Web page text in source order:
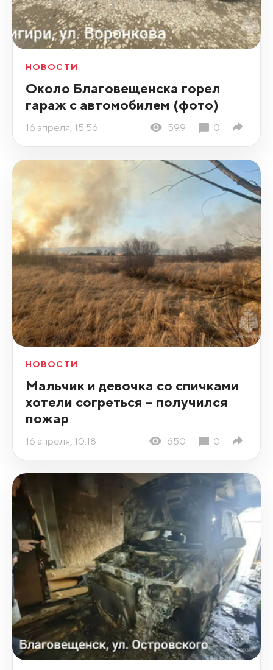
НОВОСТИ
Около Благовещенска горел
гараж с автомобилем (фото)
16 апреля, 15:56 599 0
НОВОСТИ
Мальчик и девочка со спичками
хотели согреться – получился
пожар
16 апреля, 10:18 650 0